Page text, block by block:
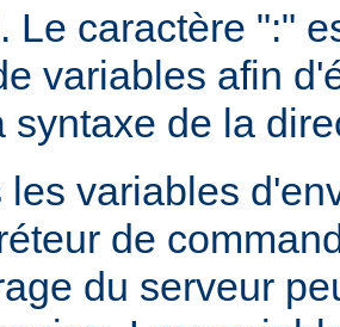
Le caractère ":"
variables afin
syntaxe de la
les variables
de
du serveur